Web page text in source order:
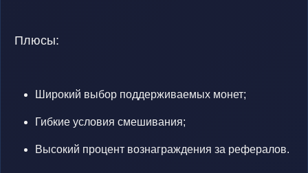
Плюсы:
Широкий выбор поддерживаемых монет;
Гибкие условия смешивания;
Высокий процент вознаграждения за рефералов.